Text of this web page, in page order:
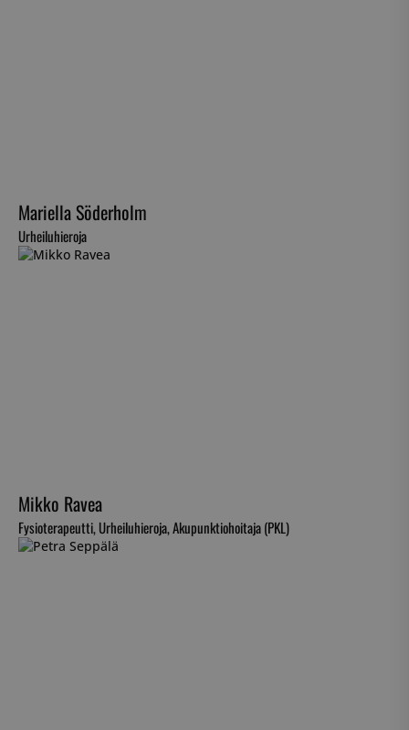
Mariella Söderholm
Urheiluhieroja
Mikko Ravea
Fysioterapeutti, Urheiluhieroja, Akupunktiohoitaja (PKL)